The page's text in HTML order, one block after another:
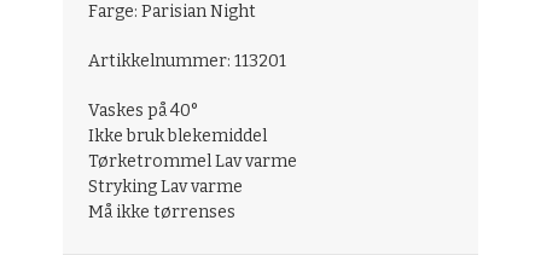
Farge: Parisian Night
Artikkelnummer: 113201
Vaskes på 40°
Ikke bruk blekemiddel
Tørketrommel Lav varme
Stryking Lav varme
Må ikke tørrenses